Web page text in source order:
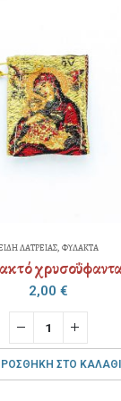
ΛΑΤΡΕΙΑΣ, ΦΥΛΑΚΤΑ
2,00 €
ΣΤΟ ΚΑΛΆΘΙ